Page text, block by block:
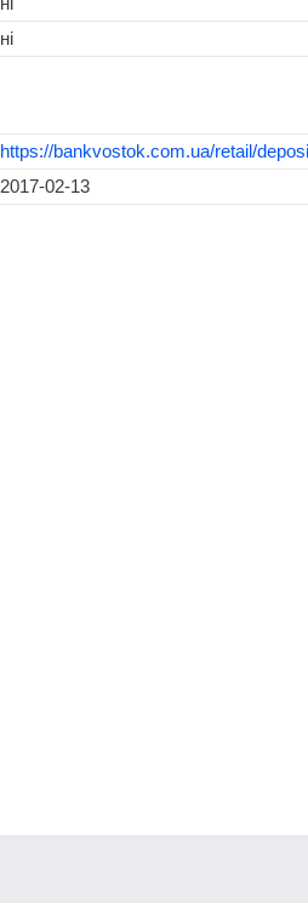
ні
https://bankvostok.com.ua/retail/
2017-02-13